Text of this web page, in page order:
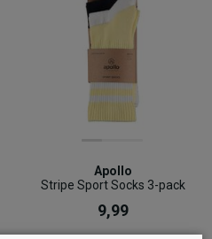
Apollo
Stripe Sport Socks 3-pack
9,99